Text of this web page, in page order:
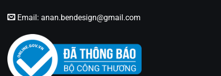
Email: anan.bendesign@gmail.com